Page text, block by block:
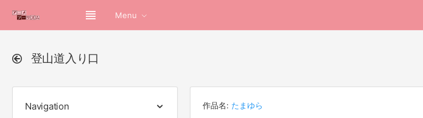
Menu
登山道入り口
Navigation 作品名: たまゆら